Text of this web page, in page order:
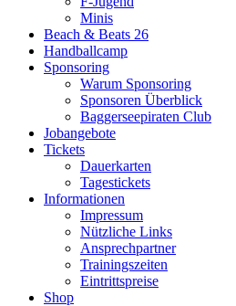
Minis
Beach & Beats 26
Handballcamp
Sponsoring
Warum Sponsoring
Sponsoren Überblick
Baggerseepiraten Club
Jobangebote
Tickets
Dauerkarten
Tagestickets
Informationen
Impressum
Nützliche Links
Ansprechpartner
Trainingszeiten
Eintrittspreise
Shop